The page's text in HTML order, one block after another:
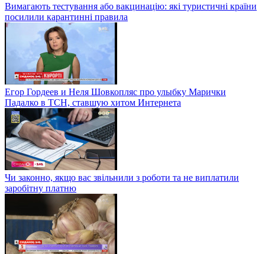
Вимагають тестування або вакцинацію: які туристичні країни
посилили карантинні правила
Егор Гордеев и Неля Шовкопляс про улыбку Марички
Падалко в ТСН, ставшую хитом Интернета
Чи законно, якщо вас звільнили з роботи та не виплатили
заробітну платню